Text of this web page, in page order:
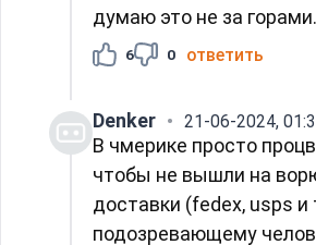
думаю это не за
6 0 ответить
Denker 21-06-2024,
В чмерике просто
чтобы не вышли на
доставки (fedex, usps
подозревающему